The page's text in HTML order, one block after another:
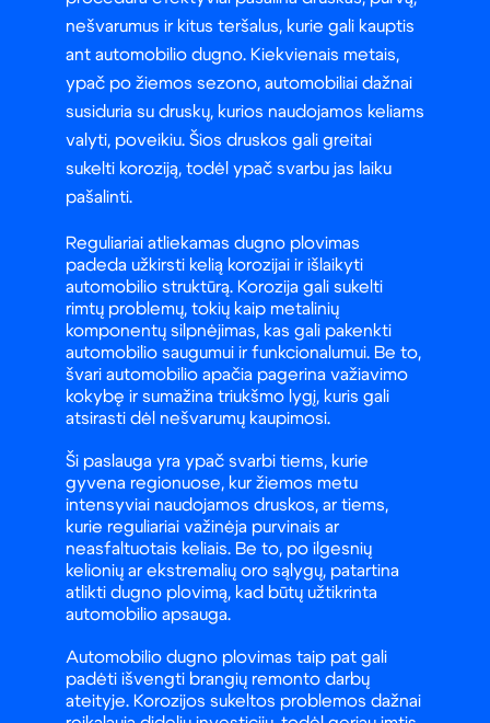
nešvarumus ir kitus teršalus, kurie gali kauptis
ant automobilio dugno. Kiekvienais metais,
ypač po žiemos sezono, automobiliai dažnai
susiduria su druskų, kurios naudojamos keliams
valyti, poveikiu. Šios druskos gali greitai
sukelti koroziją, todėl ypač svarbu jas laiku
pašalinti.
Reguliariai atliekamas dugno plovimas
padeda užkirsti kelią korozijai ir išlaikyti
automobilio struktūrą. Korozija gali sukelti
rimtų problemų, tokių kaip metalinių
komponentų silpnėjimas, kas gali pakenkti
automobilio saugumui ir funkcionalumui. Be to,
švari automobilio apačia pagerina važiavimo
kokybę ir sumažina triukšmo lygį, kuris gali
atsirasti dėl nešvarumų kaupimosi.
Ši paslauga yra ypač svarbi tiems, kurie
gyvena regionuose, kur žiemos metu
intensyviai naudojamos druskos, ar tiems,
kurie reguliariai važinėja purvinais ar
neasfaltuotais keliais. Be to, po ilgesnių
kelionių ar ekstremalių oro sąlygų, patartina
atlikti dugno plovimą, kad būtų užtikrinta
automobilio apsauga.
Automobilio dugno plovimas taip pat gali
padėti išvengti brangių remonto darbų
ateityje. Korozijos sukeltos problemos dažnai